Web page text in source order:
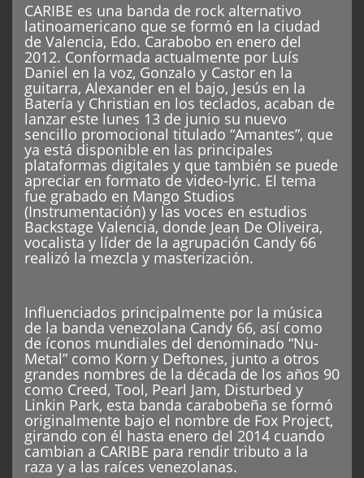
CARIBE es una banda de rock alternativo
latinoamericano que se formó en la ciudad
de Valencia, Edo. Carabobo en enero del
2012. Conformada actualmente por Luís
Daniel en la voz, Gonzalo y Castor en la
guitarra, Alexander en el bajo, Jesús en la
Batería y Christian en los teclados, acaban de
lanzar este lunes 13 de junio su nuevo
sencillo promocional titulado “Amantes”, que
ya está disponible en las principales
plataformas digitales y que también se puede
apreciar en formato de video-lyric. El tema
fue grabado en Mango Studios
(Instrumentación) y las voces en estudios
Backstage Valencia, donde Jean De Oliveira,
vocalista y líder de la agrupación Candy 66
realizó la mezcla y masterización.
Influenciados principalmente por la música
de la banda venezolana Candy 66, así como
de íconos mundiales del denominado “Nu-
Metal” como Korn y Deftones, junto a otros
grandes nombres de la década de los años 90
como Creed, Tool, Pearl Jam, Disturbed y
Linkin Park, esta banda carabobeña se formó
originalmente bajo el nombre de Fox Project,
girando con él hasta enero del 2014 cuando
cambian a CARIBE para rendir tributo a la
raza y a las raíces venezolanas.